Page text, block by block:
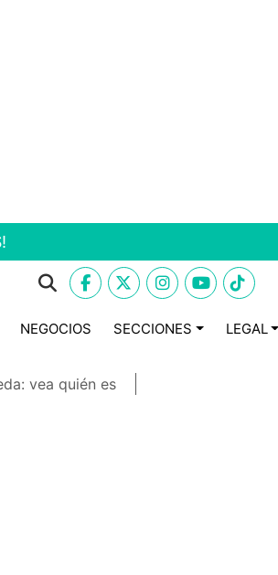
NEGOCIOS SECCIONES LEGAL
vea quién es